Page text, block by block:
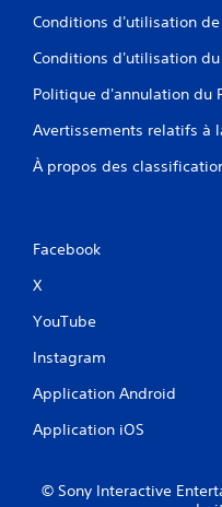
Conditions d'utilisation
Conditions d'utilisation
Politique d'annulation du
Avertissements relatifs à
À propos des
Facebook
X
YouTube
Instagram
Application Android
Application iOS
© Sony Interactive